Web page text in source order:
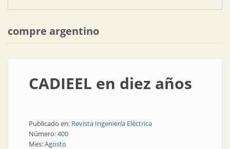
compre argentino
CADIEEL en diez años
Publicado en: Revista Ingeniería Eléctrica
Número:400
Mes:Agosto